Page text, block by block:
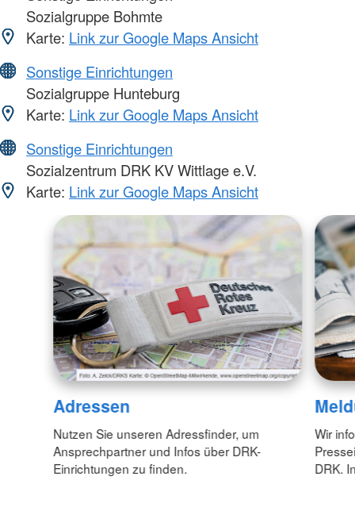
Sozialgruppe Bohmte
Karte: Link zur Google Maps Ansicht
Sonstige Einrichtungen
Sozialgruppe Hunteburg
Karte: Link zur Google Maps Ansicht
Sonstige Einrichtungen
Sozialzentrum DRK KV Wittlage e.V.
Karte: Link zur Google Maps Ansicht
Adressen
Nutzen Sie unseren Adressfinder, um
Ansprechpartner und Infos über DRK-
Einrichtungen zu finden.
Wir
DRK.